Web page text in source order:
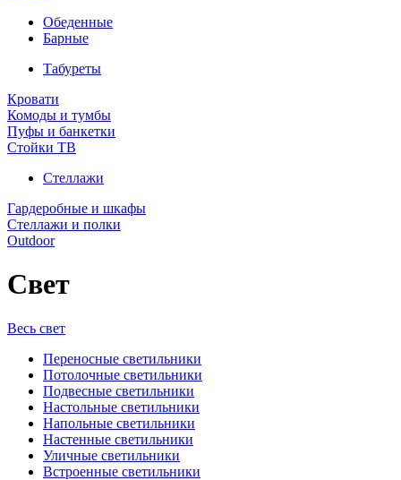
Обеденные
Барные
Табуреты
Кровати
Комоды и тумбы
Пуфы и банкетки
Стойки ТВ
Стеллажи
Гардеробные и шкафы
Стеллажи и полки
Outdoor
Свет
Весь свет
Переносные светильники
Потолочные светильники
Подвесные светильники
Настольные светильники
Напольные светильники
Настенные светильники
Уличные светильники
Встроенные светильники